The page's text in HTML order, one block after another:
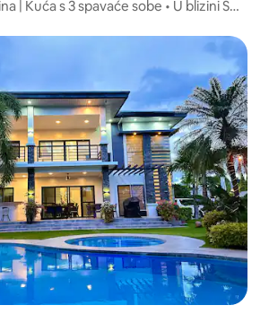
| Kuća s 3 spavaće sobe • U blizini SM